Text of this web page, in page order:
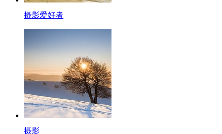
摄影爱好者
摄影